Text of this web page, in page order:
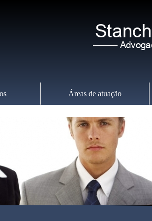
Áreas de atuação